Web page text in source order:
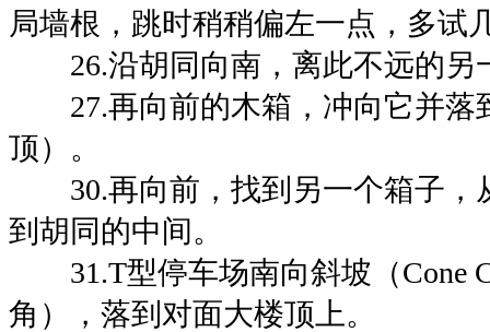
局墙根，跳时稍稍偏左一点，多试
26.沿胡同向南，离此不远的另
27.再向前的木箱，冲向它并落
顶）。
30.再向前，找到另一个箱子，
到胡同的中间。
31.T型停车场南向斜坡（Cone
角），落到对面大楼顶上。